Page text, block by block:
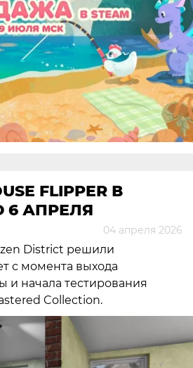
FLIPPER В
6 АПРЕЛЯ
04 апреля 2026
District решили
с момента выхода
и начала тестирования
Collection.